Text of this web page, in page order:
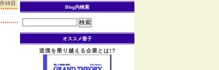
08日
Blog内検索
オススメ冊子
逆境を乗り越える企業とは!?